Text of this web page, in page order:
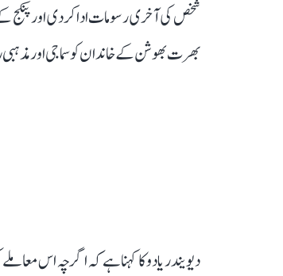
شخص کی آخری رسومات ادا کر دی اور پنکج
بھرت بھوشن کے خاندان کو سماجی اور مذہبی رسوم و رواج نبھانے
دیویندر یادو کا کہنا ہے کہ اگرچہ اس